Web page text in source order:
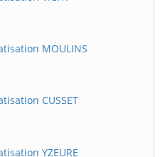
MOULINS
CUSSET
YZEURE